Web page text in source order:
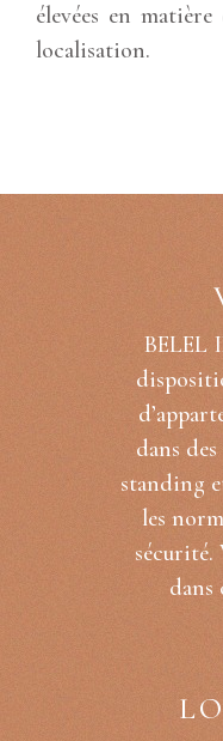
élevées en
localisation.
BELEL
dans
standing
les
sécurité.
dans